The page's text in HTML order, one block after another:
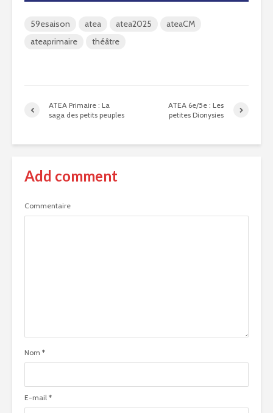
59esaison atea atea2025
ateaCM
ateaprimaire
théâtre
ATEA Primaire : La
saga des petits peuples
ATEA 6e/5e : Les
petites Dionysies
Add comment
Commentaire
Nom *
E-mail *